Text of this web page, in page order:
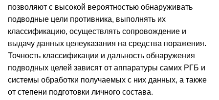
позволяют с высокой вероятностью обнаруживать
подводные цели противника, выполнять их
классификацию, осуществлять сопровождение и
выдачу данных целеуказания на средства поражения.
Точность классификации и дальность обнаружения
подводных целей зависят от аппаратуры самих РГБ и
системы обработки получаемых с них данных, а также
от степени подготовки личного состава.